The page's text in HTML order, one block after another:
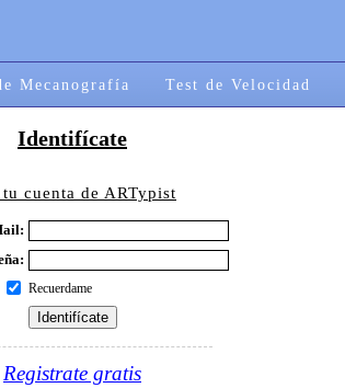
Mecanografía Test de Velocidad
Identifícate
tu cuenta de ARTypist
Recuerdame
Registrate gratis